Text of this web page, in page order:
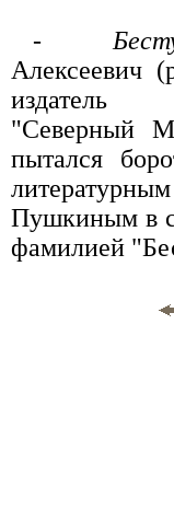
-
Алексеевич
издатель
"Северный
пытался
Пушкиным в
фамилией